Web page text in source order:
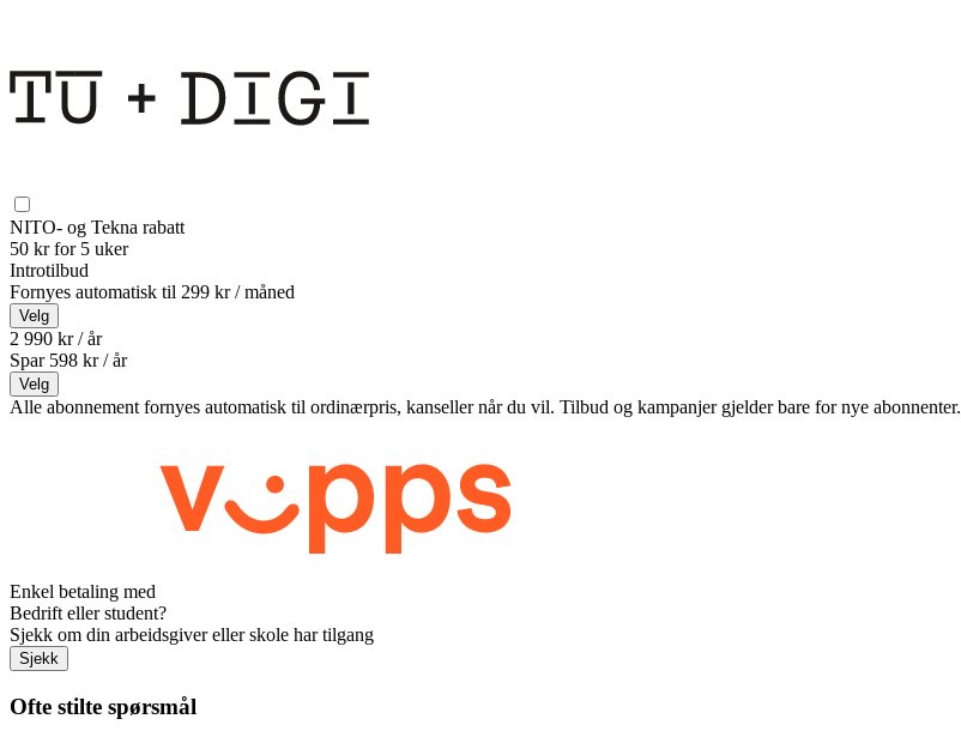
NITO- og Tekna rabatt
50 kr for 5 uker
Introtilbud
Fornyes automatisk til 299 kr / måned
Velg
2 990 kr / år
Spar 598 kr /år
Velg
Alle abonnement fornyes automatisk til ordinærpris, kanseller når du vil. Tilbud og kampanjer gjelder bare for nye abonnenter.
Enkel betaling med
Bedrift eller student?
Sjekk om din arbeidsgiver eller skole har tilgang
Sjekk
Ofte stilte spørsmål